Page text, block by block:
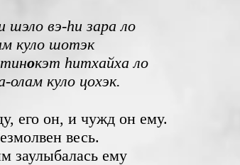
шэло вэ-hи зара ло
куло шотэк
окэт hитхайха ло
олам куло цохэк.
его он, и чужд он ему.
весь.
заулыбалась ему